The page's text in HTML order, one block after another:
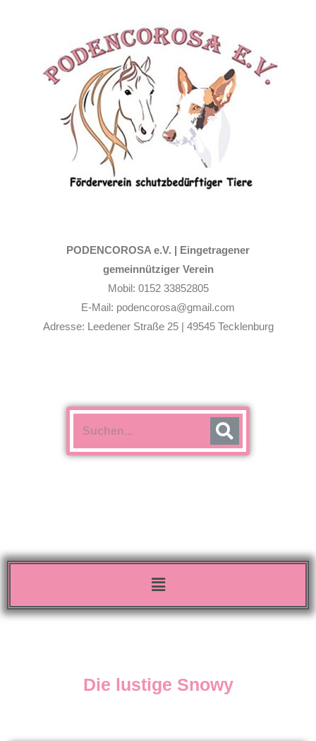
PODENCOROSA e.V. | Eingetragener
gemeinnütziger Verein
Mobil: 0152 33852805
E-Mail: podencorosa@gmail.com
Adresse: Leedener Straße 25 | 49545 Tecklenburg
Menü
Die lustige Snowy